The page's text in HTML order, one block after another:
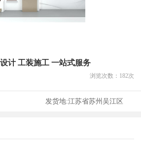
计 工装施工 一站式服务
浏览次数： 182次
发货地:江苏省苏州吴江区